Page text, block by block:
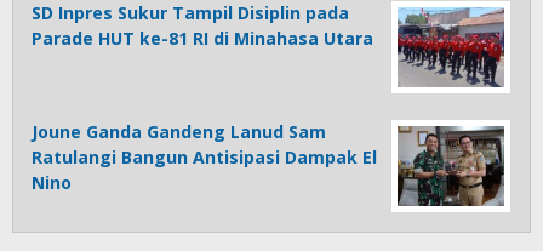
SD Inpres Sukur Tampil Disiplin pada
Parade HUT ke-81 RI di Minahasa Utara
Joune Ganda Gandeng Lanud Sam
Ratulangi Bangun Antisipasi Dampak El
Nino